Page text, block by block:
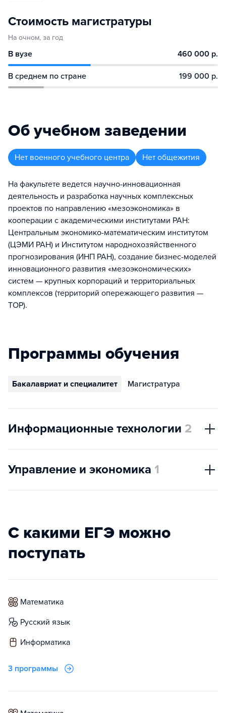
Стоимость магистратуры
На очном, за год
В вузе 460 000 р.
В среднем по стране 199 000 р.
Об учебном заведении
Нет военного учебного центра Нет общежития
На факультете ведется научно-инновационная
деятельность и разработка научных комплексных
проектов по направлению «мезоэкономика» в
кооперации с академическими институтами РАН:
Центральным экономико-математическим институтом
(ЦЭМИ РАН) и Институтом народнохозяйственного
прогнозирования (ИНП РАН), создание бизнес-моделей
инновационного развития «мезоэкономических»
систем — крупных корпораций и территориальных
комплексов (территорий опережающего развития —
ТОР).
Программы обучения
Бакалавриат и специалитет Магистратура
Информационные технологии 2
Управление и экономика 1
С какими ЕГЭ можно
поступать
математика
русский язык
информатика
3 программы